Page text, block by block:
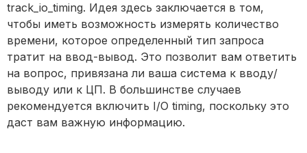
track_io_timing. Идея здесь заключается в том,
чтобы иметь возможность измерять количество
времени, которое определенный тип запроса
тратит на ввод-вывод. Это позволит вам ответить
на вопрос, привязана ли ваша система к вводу/
выводу или к ЦП. В большинстве случаев
рекомендуется включить I/O timing, поскольку это
даст вам важную информацию.